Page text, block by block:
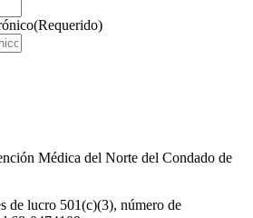
(Requerido)
Médica del Norte del Condado de
de lucro 501(c)(3), número de